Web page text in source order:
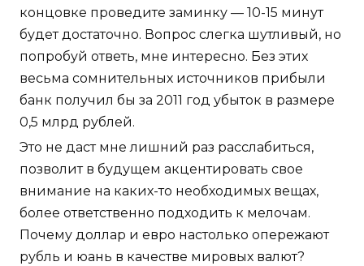
концовке проведите заминку — 10-15 минут
будет достаточно. Вопрос слегка шутливый, но
попробуй ответь, мне интересно. Без этих
весьма сомнительных источников прибыли
банк получил бы за 2011 год убыток в размере
0,5 млрд рублей.
Это не даст мне лишний раз расслабиться,
позволит в будущем акцентировать свое
внимание на каких-то необходимых вещах,
более ответственно подходить к мелочам.
Почему доллар и евро настолько опережают
рубль и юань в качестве мировых валют?